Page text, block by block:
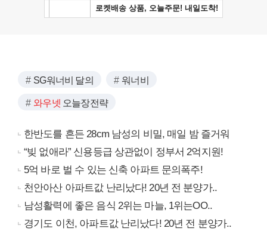
SG워너비 달의 워너비
와우넷 오늘장전략
한반도를 흔든 28cm 남성의 비밀, 매일 밤 즐거워
“빚 없애라” 신용등급 상관없이 정부서 2억지원!
5억 바로 벌 수 있는 신축 아파트 문의폭주!
천안아산 아파트값 난리났다! 20년 전 분양가..
남성활력에 좋은 음식 2위는 마늘, 1위는OO..
경기도 이천, 아파트값 난리났다! 20년 전 분양가..